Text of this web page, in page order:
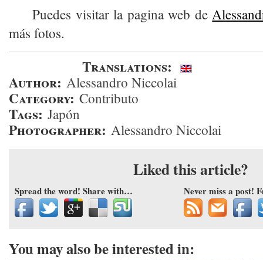
Puedes visitar la pagina web de
más fotos.
Translations:
Author: Alessandro Niccolai
Category: Contributo
Tags: Japón
Photographer: Alessandro Niccolai
Liked this article?
Spread the word! Share with… Never miss a post!
You may also be interested in: